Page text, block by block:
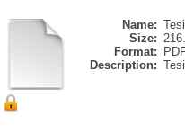
Name:
Size:
Format:
Description: